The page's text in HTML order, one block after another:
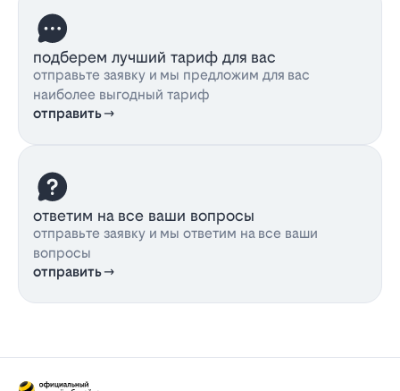
подберем лучший тариф для вас
отправьте заявку и мы предложим для вас
наиболее выгодный тариф
отправить
ответим на все ваши вопросы
отправьте заявку и мы ответим на все ваши
вопросы
отправить